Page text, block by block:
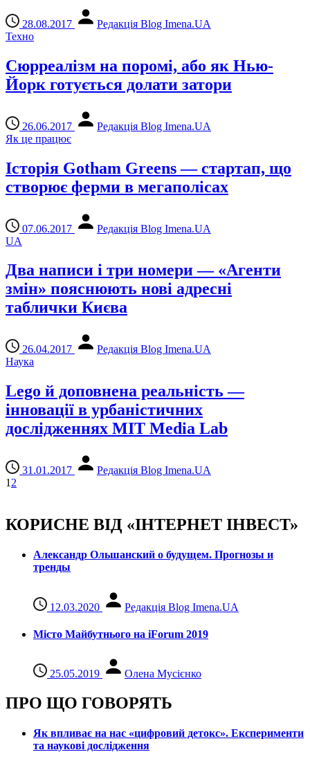
28.08.2017
Редакція Blog Imena.UA
Техно
Сюрреалізм на поромі, або як Нью-
Йорк готується долати затори
26.06.2017
Редакція Blog Imena.UA
Як це працює
Історія Gotham Greens — стартап, що
створює ферми в мегаполісах
07.06.2017
Редакція Blog Imena.UA
UA
Два написи і три номери — «Агенти
змін» пояснюють нові адресні
таблички Києва
26.04.2017
Редакція Blog Imena.UA
Наука
Lego й доповнена реальність —
інновації в урбаністичних
дослідженнях MIT Media Lab
31.01.2017
Редакція Blog Imena.UA
1 2
КОРИСНЕ ВІД «ІНТЕРНЕТ ІНВЕСТ»
Александр Ольшанский о будущем. Прогнозы и
тренды
12.03.2020 Редакція Blog Imena.UA
Місто Майбутнього на iForum 2019
25.05.2019 Олена Мусієнко
ПРО ЩО ГОВОРЯТЬ
Як впливає на нас «цифровий детокс». Експерименти
та наукові дослідження